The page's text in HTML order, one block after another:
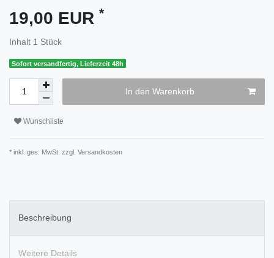
19,00 EUR *
Inhalt 1 Stück
Sofort versandfertig, Lieferzeit 48h
In den Warenkorb
Wunschliste
* inkl. ges. MwSt. zzgl. Versandkosten
Beschreibung
Weitere Details